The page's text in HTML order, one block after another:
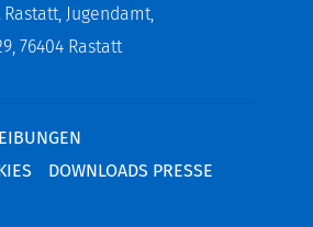
Jugendamt,
76404 Rastatt
DOWNLOADS PRESSE